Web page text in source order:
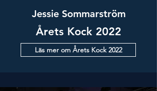
Jessie Sommarström
Årets Kock 2022
Läs mer om Årets Kock 2022